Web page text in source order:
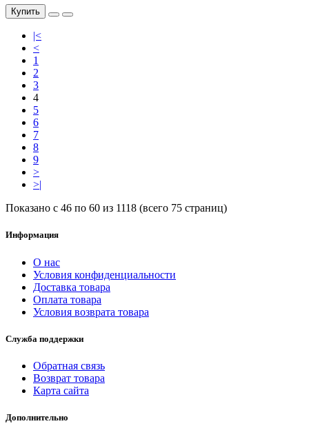
Купить
|<
<
1
2
3
4
5
6
7
8
9
>
>|
Показано с 46 по 60 из 1118 (всего 75 страниц)
Информация
О нас
Условия конфиденциальности
Доставка товара
Оплата товара
Условия возврата товара
Служба поддержки
Обратная связь
Возврат товара
Карта сайта
Дополнительно